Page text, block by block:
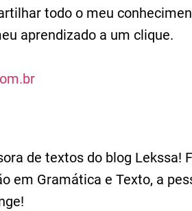
todo o meu
aprendizado a um clique.
de textos do blog Lekssa!
em Gramática e Texto, a